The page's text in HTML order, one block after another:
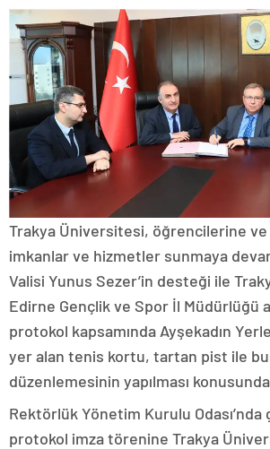
Trakya Üniversitesi, öğrencilerine ve
imkanlar ve hizmetler sunmaya
Valisi Yunus Sezer’in desteği ile
Edirne Gençlik ve Spor İl Müdürlüğü
protokol kapsamında Ayşekadın
yer alan tenis kortu, tartan pist ile
düzenlemesinin yapılması konusunda
Rektörlük Yönetim Kurulu
protokol imza törenine Trakya